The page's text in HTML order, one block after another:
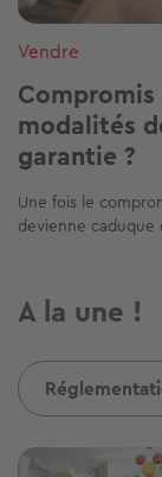
Vendre
modalités
garantie ?
Une fois le
devienne
A la une !
Image